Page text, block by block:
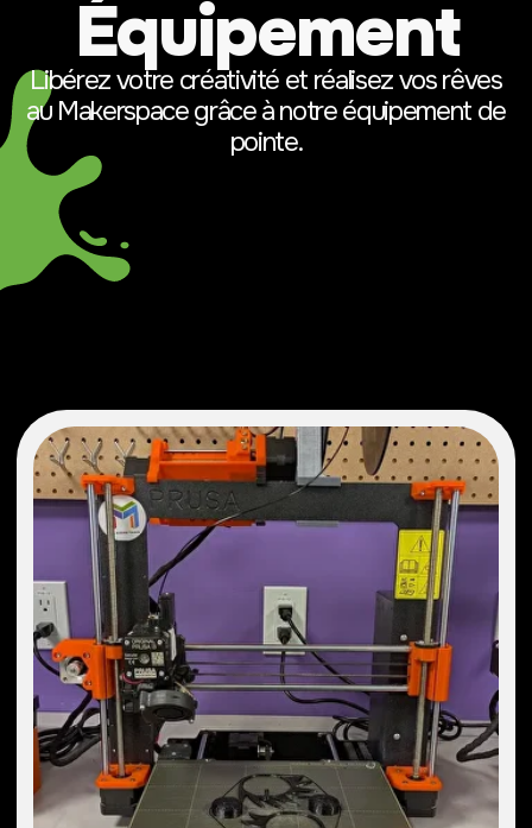
#FabricationAdditive
#FabricationSurMesure
#ImprimezVotreCréation
Imprimantes 3D
Avec nos imprimantes 3D, vous pouvez
concevoir et construire des objets réels
couche par couche à l'aide de modèles
numériques.
Idéal pour le prototypage, la
personnalisation et la création d'articles
uniques, donnez vie à vos idées en trois
dimensions !